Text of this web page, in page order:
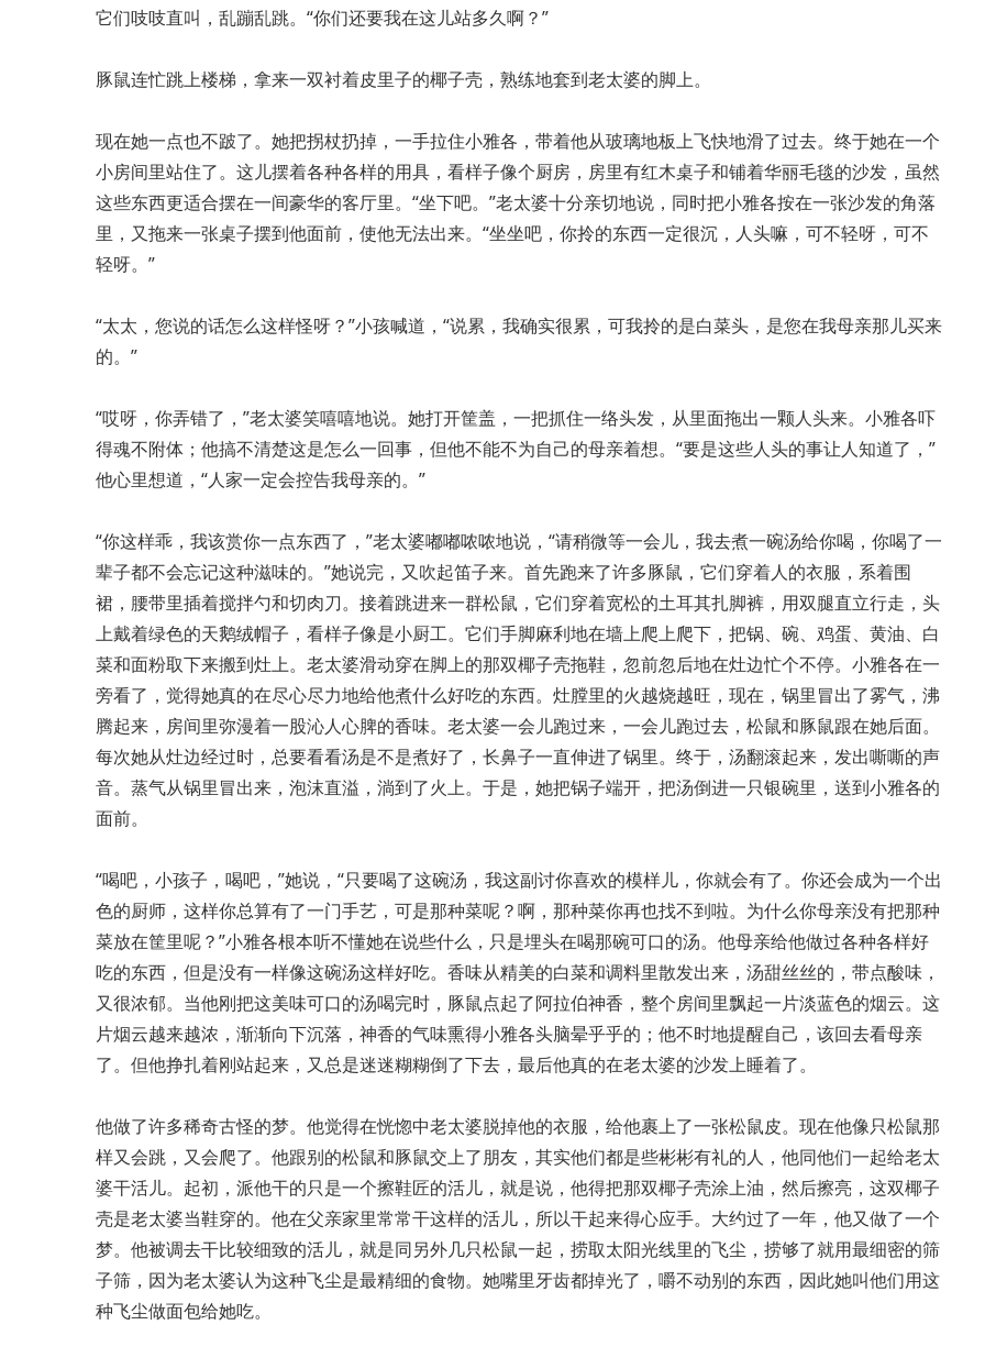
它们吱吱直叫，乱蹦乱跳。“你们还要我在这儿站多久啊？”
豚鼠连忙跳上楼梯，拿来一双衬着皮里子的椰子壳，熟练地套到老太婆的脚上。
现在她一点也不跛了。她把拐杖扔掉，一手拉住小雅各，带着他从玻璃地板上飞快地滑了过去。终于她在一个
小房间里站住了。这儿摆着各种各样的用具，看样子像个厨房，房里有红木桌子和铺着华丽毛毯的沙发，虽然
这些东西更适合摆在一间豪华的客厅里。“坐下吧。”老太婆十分亲切地说，同时把小雅各按在一张沙发的角落
里，又拖来一张桌子摆到他面前，使他无法出来。“坐坐吧，你拎的东西一定很沉，人头嘛，可不轻呀，可不
轻呀。”
“太太，您说的话怎么这样怪呀？”小孩喊道，“说累，我确实很累，可我拎的是白菜头，是您在我母亲那儿买来
的。”
“哎呀，你弄错了，”老太婆笑嘻嘻地说。她打开筐盖，一把抓住一络头发，从里面拖出一颗人头来。小雅各吓
得魂不附体；他搞不清楚这是怎么一回事，但他不能不为自己的母亲着想。“要是这些人头的事让人知道了，”
他心里想道，“人家一定会控告我母亲的。”
“你这样乖，我该赏你一点东西了，”老太婆嘟嘟哝哝地说，“请稍微等一会儿，我去煮一碗汤给你喝，你喝了一
辈子都不会忘记这种滋味的。”她说完，又吹起笛子来。首先跑来了许多豚鼠，它们穿着人的衣服，系着围
裙，腰带里插着搅拌勺和切肉刀。接着跳进来一群松鼠，它们穿着宽松的土耳其扎脚裤，用双腿直立行走，头
上戴着绿色的天鹅绒帽子，看样子像是小厨工。它们手脚麻利地在墙上爬上爬下，把锅、碗、鸡蛋、黄油、白
菜和面粉取下来搬到灶上。老太婆滑动穿在脚上的那双椰子壳拖鞋，忽前忽后地在灶边忙个不停。小雅各在一
旁看了，觉得她真的在尽心尽力地给他煮什么好吃的东西。灶膛里的火越烧越旺，现在，锅里冒出了雾气，沸
腾起来，房间里弥漫着一股沁人心脾的香味。老太婆一会儿跑过来，一会儿跑过去，松鼠和豚鼠跟在她后面。
每次她从灶边经过时，总要看看汤是不是煮好了，长鼻子一直伸进了锅里。终于，汤翻滚起来，发出嘶嘶的声
音。蒸气从锅里冒出来，泡沫直溢，淌到了火上。于是，她把锅子端开，把汤倒进一只银碗里，送到小雅各的
面前。
“喝吧，小孩子，喝吧，”她说，“只要喝了这碗汤，我这副讨你喜欢的模样儿，你就会有了。你还会成为一个出
色的厨师，这样你总算有了一门手艺，可是那种菜呢？啊，那种菜你再也找不到啦。为什么你母亲没有把那种
菜放在筐里呢？”小雅各根本听不懂她在说些什么，只是埋头在喝那碗可口的汤。他母亲给他做过各种各样好
吃的东西，但是没有一样像这碗汤这样好吃。香味从精美的白菜和调料里散发出来，汤甜丝丝的，带点酸味，
又很浓郁。当他刚把这美味可口的汤喝完时，豚鼠点起了阿拉伯神香，整个房间里飘起一片淡蓝色的烟云。这
片烟云越来越浓，渐渐向下沉落，神香的气味熏得小雅各头脑晕乎乎的；他不时地提醒自己，该回去看母亲
了。但他挣扎着刚站起来，又总是迷迷糊糊倒了下去，最后他真的在老太婆的沙发上睡着了。
他做了许多稀奇古怪的梦。他觉得在恍惚中老太婆脱掉他的衣服，给他裹上了一张松鼠皮。现在他像只松鼠那
样又会跳，又会爬了。他跟别的松鼠和豚鼠交上了朋友，其实他们都是些彬彬有礼的人，他同他们一起给老太
婆干活儿。起初，派他干的只是一个擦鞋匠的活儿，就是说，他得把那双椰子壳涂上油，然后擦亮，这双椰子
壳是老太婆当鞋穿的。他在父亲家里常常干这样的活儿，所以干起来得心应手。大约过了一年，他又做了一个
梦。他被调去干比较细致的活儿，就是同另外几只松鼠一起，捞取太阳光线里的飞尘，捞够了就用最细密的筛
子筛，因为老太婆认为这种飞尘是最精细的食物。她嘴里牙齿都掉光了，嚼不动别的东西，因此她叫他们用这
种飞尘做面包给她吃。